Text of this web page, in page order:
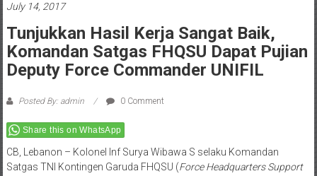
Tunjukkan Hasil Kerja Sangat Baik,
Komandan Satgas FHQSU Dapat Pujian
Deputy Force Commander UNIFIL
CB, Lebanon – Kolonel Inf Surya Wibawa S selaku Komandan